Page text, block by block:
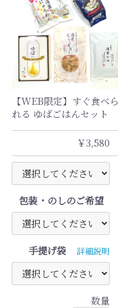
【WEB限定】すぐ食べら
れる ゆばごはんセット
￥3,580
包装・のしのご希望
手提げ袋 詳細説明
数量